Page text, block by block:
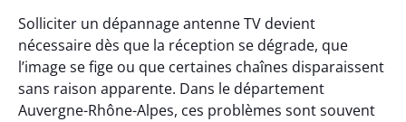
Solliciter un dépannage antenne TV devient
nécessaire dès que la réception se dégrade, que
l’image se fige ou que certaines chaînes disparaissent
sans raison apparente. Dans le département
Auvergne-Rhône-Alpes, ces problèmes sont souvent